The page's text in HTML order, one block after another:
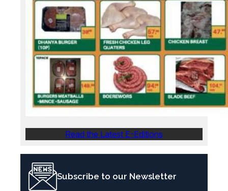
Read the Latest E-Editions
Subscribe to our Newsletter